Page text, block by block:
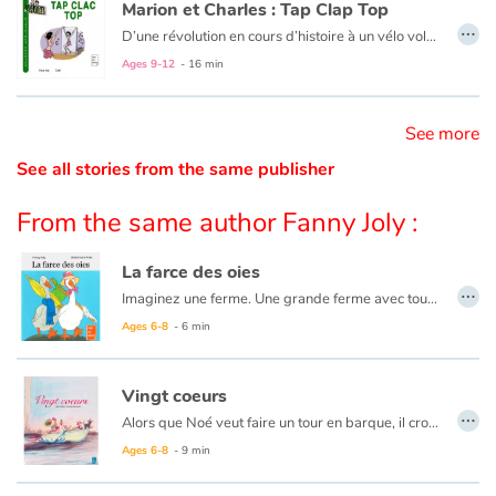
Catalogue anglais
Help
Home
Family
Schools
Libraries
Marion et Charles : Tap Clap Top
D’une révolution en cours d’histoire à un vélo volé en passant par la découverte d’un trésor, un concours de lasagnes, un impitoyable prof-de-maths, un réveillon à surprises ou la crise de Charles largué par sa petite amie : la vie de Marion ressemble à un feuilleton…
Ages 9-12 - 16 min
…
See more
See all stories from the same publisher
From the same author Fanny Joly :
La farce des oies
Imaginez une ferme. Une grande ferme avec tout ce qu’il faut : un tracteur, des poules, un chien, des vaches, des bidons de lait, des poussins…
Ages 6-8 - 6 min
…
Vingt coeurs
Alors que Noé veut faire un tour en barque, il croise sur son chemin une ribambelle d'animaux qui veulent l'accompagner. Une fois sur les flots, une tempête éclate... Noé parviendra-t-il à rejoindre son amoureuse ?
Ages 6-8 - 9 min
…